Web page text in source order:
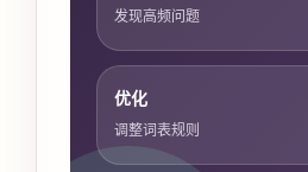
发现高频问题
优化
调整词表规则